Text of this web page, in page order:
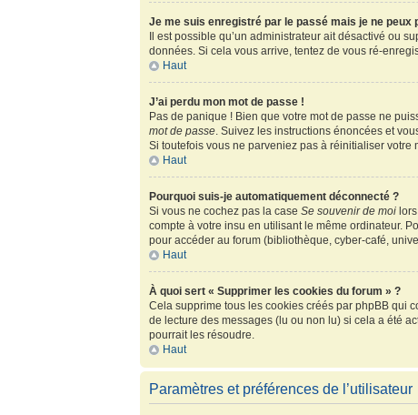
Je me suis enregistré par le passé mais je ne peux
Il est possible qu’un administrateur ait désactivé ou
données. Si cela vous arrive, tentez de vous ré-
Haut
J’ai perdu mon mot de passe !
Pas de panique ! Bien que votre mot de passe ne
mot de passe. Suivez les instructions énoncées et
Si toutefois vous ne parveniez pas à réinitialiser
Haut
Pourquoi suis-je automatiquement déconnecté ?
Si vous ne cochez pas la caseSe souvenir de moi
compte à votre insu en utilisant le même ordinateur.
pour accéder au forum (bibliothèque, cyber-café,
Haut
À quoi sert « Supprimer les cookies du forum » ?
Cela supprime tous les cookies créés par phpBB qui
de lecture des messages (lu ou non lu) si cela a été
pourrait les résoudre.
Haut
Paramètres et préférences de l’utilisateur